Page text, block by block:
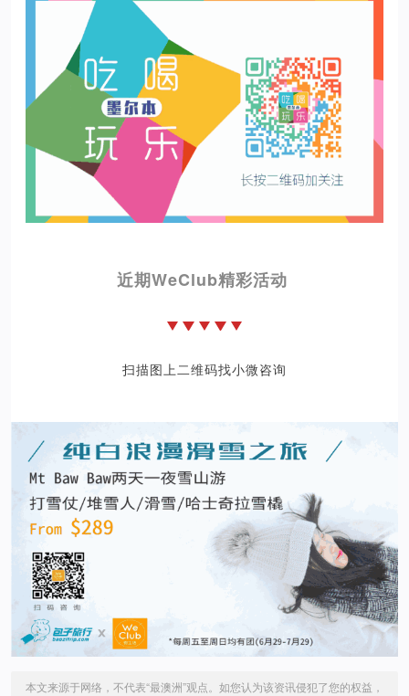
近期WeClub精彩活动
扫描图上二维码找小微咨询
本文来源于网络，不代表“最澳洲”观点。如您认为该资讯侵犯了您的权益，